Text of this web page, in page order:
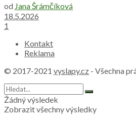
od Jana Šrámčíková
18.5.2026
1
Kontakt
Reklama
© 2017-2021 vyslapy.cz - Všechna
Žádný výsledek
Zobrazit všechny výsledky